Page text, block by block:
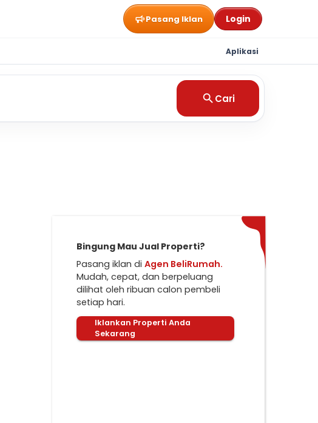
Pasang Iklan Login
Aplikasi
Cari
Bingung Mau Jual Properti?
Pasang iklan di Agen BeliRumah.
Mudah, cepat, dan berpeluang
dilihat oleh ribuan calon pembeli
setiap hari.
Iklankan Properti Anda
Sekarang